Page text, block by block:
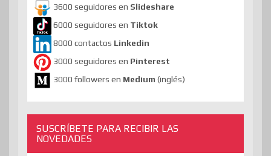
3600 seguidores en Slideshare
6000 seguidores en Tiktok
8000 contactos Linkedin
3000 seguidores en Pinterest
3000 followers en Medium (inglés)
SUSCRÍBETE PARA RECIBIR LAS
NOVEDADES